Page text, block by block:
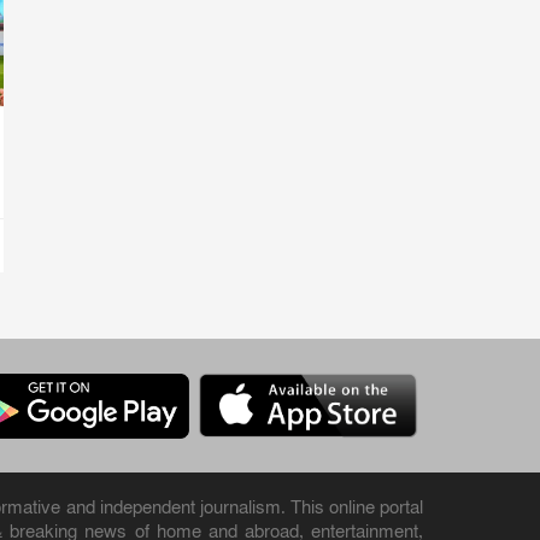
and independent journalism. This online portal
news of home and abroad, entertainment,